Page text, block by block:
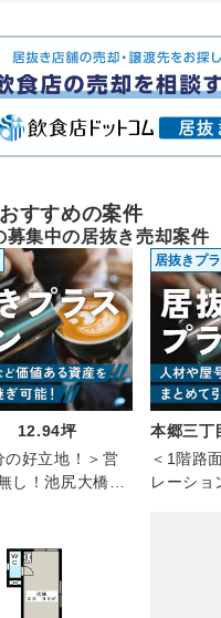
すすめの案件
募集中の居抜き売却案件
12.94坪
の好立地！＞営
し！池尻大橋の
居抜きプ
本郷三
＜1階路
レーショ